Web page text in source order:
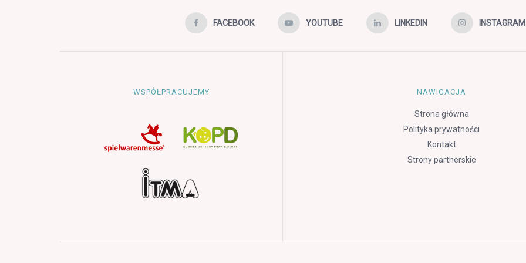
FACEBOOK YOUTUBE LINKEDIN INSTAGRAM
WSPÓŁPRACUJEMY NAWIGACJA
Strona główna
Polityka prywatności
Kontakt
Strony partnerskie